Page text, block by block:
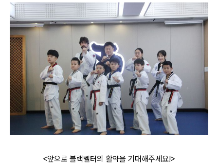
<앞으로 블랙벨터의 활약을 기대해주세요!>